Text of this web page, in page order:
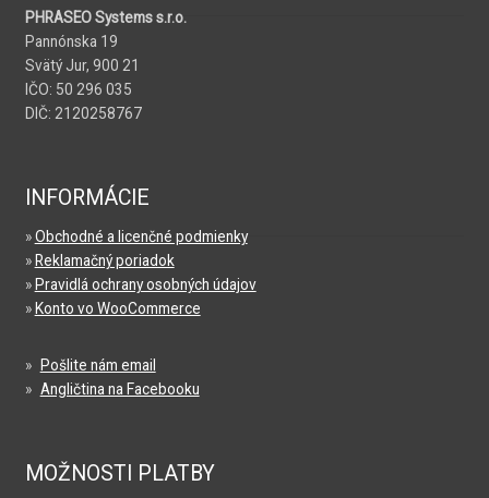
PHRASEO Systems s.r.o.
Pannónska 19
Svätý Jur, 900 21
IČO: 50 296 035
DIČ: 2120258767
INFORMÁCIE
»Obchodné a licenčné podmienky
» Reklamačný poriadok
» Pravidlá ochrany osobných údajov
» Konto vo WooCommerce
»
Pošlite nám email
» Angličtina na Facebooku
MOŽNOSTI PLATBY